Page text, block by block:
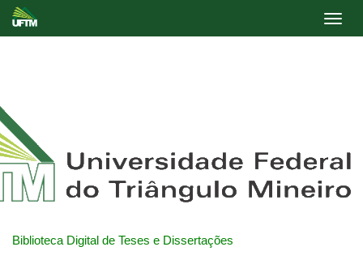
Biblioteca Digital de Teses e Dissertações